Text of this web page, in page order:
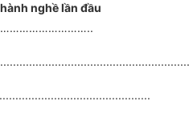
nghề lần đầu